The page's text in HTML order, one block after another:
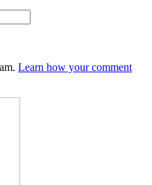
Learn how your comment